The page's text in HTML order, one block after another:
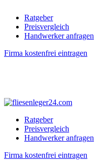
Ratgeber
Preisvergleich
Handwerker anfragen
Firma kostenfrei eintragen
Ratgeber
Preisvergleich
Handwerker anfragen
Firma kostenfrei eintragen